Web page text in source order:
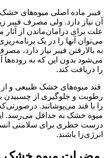
فیبر ماده اصلی میوه‌های
آن نیاز دارد. ولی مصرف فیبر
علت برای درامان‌ماندن از
می‌توان آنها را در یک
به بالارفتن فیبر نیاز دارد،
می‌شود بدون این که به روده‌ها
را دریافت کند.
قند میوه‌های خشک طبیعی و
رطوبت و جلوگیری از چسبیدن
را با قند می‌پوشانند.
میوه خشک به حداقل می‌رسد.
درست خطری برای سلامتی
انرژی‌زا باشند.